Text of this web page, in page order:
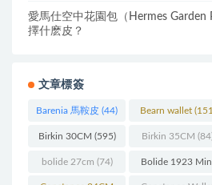
愛馬仕空中花園包（Hermes Garden
擇什麽皮？
文章標簽
Barenia 馬鞍皮 (44) Bearn wallet
Birkin 30CM (595) Birkin 35CM
bolide 27cm (74) Bolide 1923